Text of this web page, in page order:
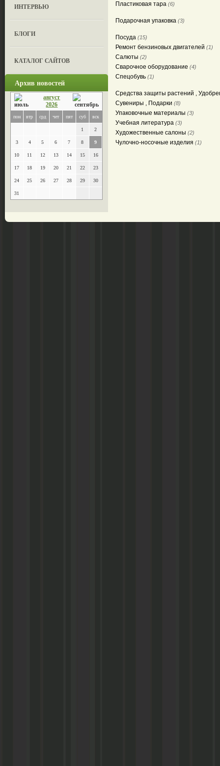
ИНТЕРВЬЮ
БЛОГИ
КАТАЛОГ САЙТОВ
Архив новостей
август
2026
пон втр срд чет пят суб вск
1 2
3 4 5 6 7 8 9
10 11 12 13 14 15 16
17 18 19 20 21 22 23
24 25 26 27 28 29 30
31
Пластиковая тара (6)
Подарочная упаковка (3)
Посуда (15)
Ремонт бензиновых двигателей (1)
Салюты (2)
Сварочное оборудование (4)
Спецобувь (1)
Средства защиты растений ,
Сувениры , Подарки (8)
Упаковочные материалы (3)
Учебная литература (3)
Художественные салоны (2)
Чулочно-носочные изделия (1)